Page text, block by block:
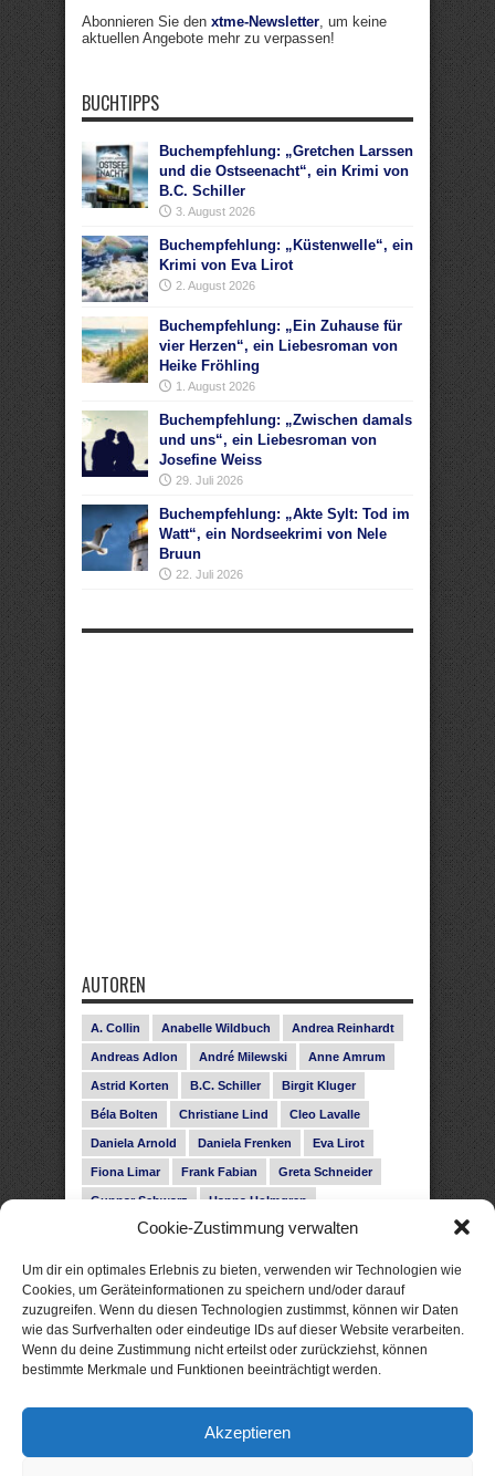
Cookie-Zustimmung verwalten
Um dir ein optimales Erlebnis zu bieten, verwenden wir Technologien wie
Cookies, um Geräteinformationen zu speichern und/oder darauf
zuzugreifen. Wenn du diesen Technologien zustimmst, können wir Daten
wie das Surfverhalten oder eindeutige IDs auf dieser Website verarbeiten.
Wenn du deine Zustimmung nicht erteilst oder zurückziehst, können
bestimmte Merkmale und Funktionen beeinträchtigt werden.
Akzeptieren
Abonnieren Sie den xtme-Newsletter, um keine
aktuellen Angebote mehr zu verpassen!
BUCHTIPPS
Buchempfehlung: „Gretchen Larssen
und die Ostseenacht“, ein Krimi von
B.C. Schiller
3. August 2026
Buchempfehlung: „Küstenwelle“, ein
Krimi von Eva Lirot
2. August 2026
Buchempfehlung: „Ein Zuhause für
vier Herzen“, ein Liebesroman von
Heike Fröhling
1. August 2026
Buchempfehlung: „Zwischen damals
und uns“, ein Liebesroman von
Josefine Weiss
29. Juli 2026
Buchempfehlung: „Akte Sylt: Tod im
Watt“, ein Nordseekrimi von Nele
Bruun
22. Juli 2026
AUTOREN
A. Collin Anabelle Wildbuch Andrea Reinhardt
Andreas Adlon André Milewski Anne Amrum
Astrid Korten B.C. Schiller Birgit Kluger
Béla Bolten Christiane Lind Cleo Lavalle
Daniela Arnold Daniela Frenken Eva Lirot
Fiona Limar Frank Fabian Greta Schneider
Gunnar Schwarz Hanna Holmgren
Heike Fröhling Ina Glahe Ivo Pala J. Vellguth
Leonie Haubrich Lilly Labord Livia Pipes
Malin Blunk Marcus Hünnebeck Martin Krist
Melisa Schwermer Nele Bruun Nika Lubitsch
Noah Fitz Nora Amelie René Junge
Subina Giuletti